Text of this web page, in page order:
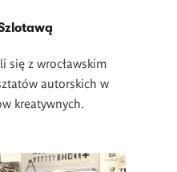
się z wrocławskim
autorskich w
kreatywnych.